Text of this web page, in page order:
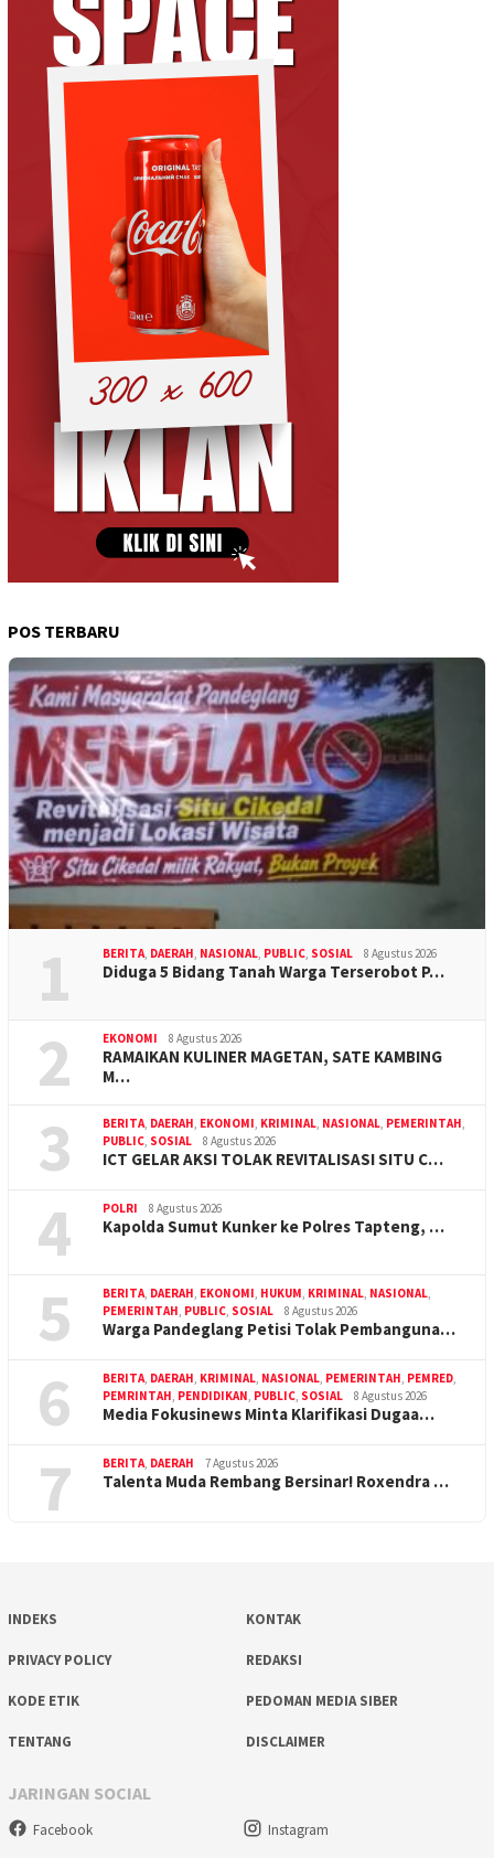
POS TERBARU
1 BERITA DAERAH NASIONAL PUBLIC SOSIAL 8 Agustus 2026
Diduga 5 Bidang Tanah Warga Terserobot P…
2 EKONOMI 8 Agustus 2026
RAMAIKAN KULINER MAGETAN, SATE KAMBING
M…
3 BERITA DAERAH EKONOMI KRIMINAL NASIONAL PEMERINTAH
PUBLIC SOSIAL 8 Agustus 2026
ICT GELAR AKSI TOLAK REVITALISASI SITU C…
4 POLRI 8 Agustus 2026
Kapolda Sumut Kunker ke Polres Tapteng, …
5 BERITA DAERAH EKONOMI HUKUM KRIMINAL NASIONAL
PEMERINTAH PUBLIC SOSIAL 8 Agustus 2026
Warga Pandeglang Petisi Tolak Pembanguna…
6 BERITA DAERAH KRIMINAL NASIONAL PEMERINTAH PEMRED
PEMRINTAH PENDIDIKAN PUBLIC SOSIAL 8 Agustus 2026
Media Fokusinews Minta Klarifikasi Dugaa…
7 BERITA DAERAH 7 Agustus 2026
Talenta Muda Rembang Bersinar! Roxendra …
INDEKS KONTAK
PRIVACY POLICY REDAKSI
KODE ETIK PEDOMAN MEDIA SIBER
TENTANG DISCLAIMER
JARINGAN SOCIAL
Facebook Instagram